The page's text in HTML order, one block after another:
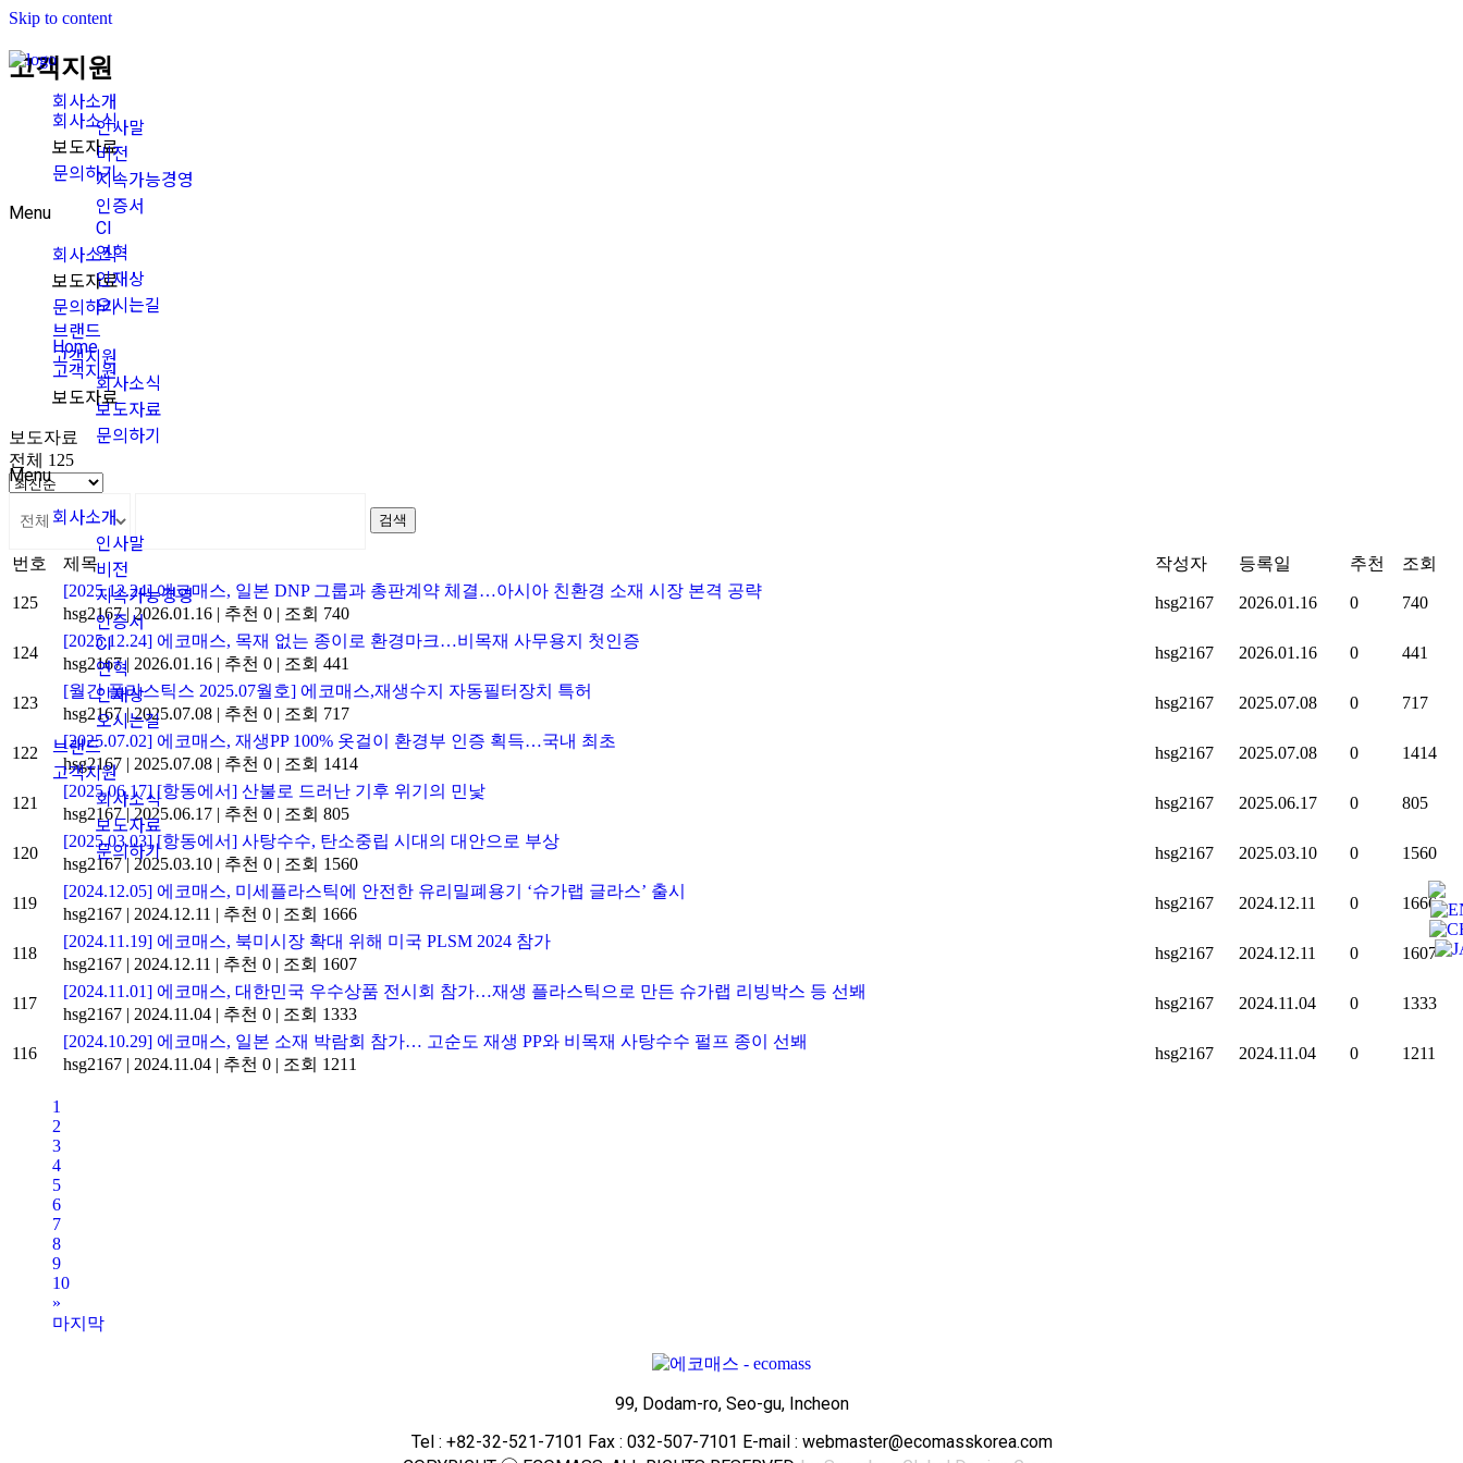
Skip to content
회사소개
인사말
비전
지속가능경영
인증서
CI
연혁
인재상
오시는길
브랜드
고객지원
회사소식
보도자료
문의하기
Menu
회사소개
인사말
비전
지속가능경영
인증서
CI
연혁
인재상
오시는길
브랜드
고객지원
회사소식
보도자료
문의하기
고객지원
회사소식
보도자료
문의하기
Menu
회사소식
보도자료
문의하기
Home
고객지원
보도자료
보도자료
전체 125
검색
번호 제목 작성자 등록일 추천 조회
125
[2025.12.24] 에코매스, 일본 DNP 그룹과 총판계약 체결…아시아 친환경 소재 시장 본격 공략
hsg2167 | 2026.01.16 | 추천 0 | 조회 740
hsg2167 2026.01.16 0 740
124
[2025.12.24] 에코매스, 목재 없는 종이로 환경마크…비목재 사무용지 첫인증
hsg2167 | 2026.01.16 | 추천 0 | 조회 441
hsg2167 2026.01.16 0 441
123
[월간 플라스틱스 2025.07월호] 에코매스,재생수지 자동필터장치 특허
hsg2167 | 2025.07.08 | 추천 0 | 조회 717
hsg2167 2025.07.08 0 717
122
[2025.07.02] 에코매스, 재생PP 100% 옷걸이 환경부 인증 획득…국내 최초
hsg2167 | 2025.07.08 | 추천 0 | 조회 1414
hsg2167 2025.07.08 0 1414
121
[2025.06.17] [항동에서] 산불로 드러난 기후 위기의 민낯
hsg2167 | 2025.06.17 | 추천 0 | 조회 805
hsg2167 2025.06.17 0 805
120
[2025.03.03] [항동에서] 사탕수수, 탄소중립 시대의 대안으로 부상
hsg2167 | 2025.03.10 | 추천 0 | 조회 1560
hsg2167 2025.03.10 0 1560
119
[2024.12.05] 에코매스, 미세플라스틱에 안전한 유리밀폐용기 ‘슈가랩 글라스’ 출시
hsg2167 | 2024.12.11 | 추천 0 | 조회 1666
hsg2167 2024.12.11 0 1666
118
[2024.11.19] 에코매스, 북미시장 확대 위해 미국 PLSM 2024 참가
hsg2167 | 2024.12.11 | 추천 0 | 조회 1607
hsg2167 2024.12.11 0 1607
117
[2024.11.01] 에코매스, 대한민국 우수상품 전시회 참가…재생 플라스틱으로 만든 슈가랩 리빙박스 등 선봬
hsg2167 | 2024.11.04 | 추천 0 | 조회 1333
hsg2167 2024.11.04 0 1333
116
[2024.10.29] 에코매스, 일본 소재 박람회 참가… 고순도 재생 PP와 비목재 사탕수수 펄프 종이 선봬
hsg2167 | 2024.11.04 | 추천 0 | 조회 1211
hsg2167 2024.11.04 0 1211
1
2
3
4
5
6
7
8
9
10
»
마지막
99, Dodam-ro, Seo-gu, Incheon
Tel : +82-32-521-7101 Fax : 032-507-7101 E-mail : webmaster@ecomasskorea.com